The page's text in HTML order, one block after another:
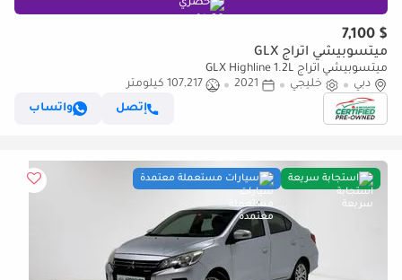
حصري
$ 7,100
ميتسوبيشي اتراج GLX
ميتسوبيشي اتراج GLX Highline 1.2L
دبي
خليجي 2021
107,217 كيلومتر
إتصل
واتساب
استجابة سريعة سيارات مستعملة معتمدة